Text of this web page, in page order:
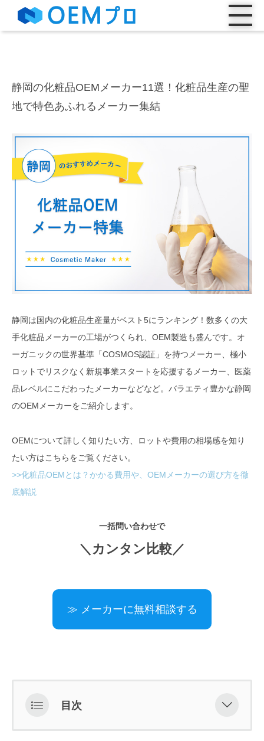
静岡の化粧品OEMメーカー11選！化粧品生産の聖
地で特色あふれるメーカー集結
静岡は国内の化粧品生産量がベスト5にランキング！数多くの大
手化粧品メーカーの工場がつくられ、OEM製造も盛んです。オ
ーガニックの世界基準「COSMOS認証」を持つメーカー、極小
ロットでリスクなく新規事業スタートを応援するメーカー、医薬
品レベルにこだわったメーカーなどなど。バラエティ豊かな静岡
のOEMメーカーをご紹介します。
OEMについて詳しく知りたい方、ロットや費用の相場感を知り
たい方はこちらをご覧ください。
>>化粧品OEMとは？かかる費用や、OEMメーカーの選び方を徹
底解説
一括問い合わせで
＼カンタン比較／
≫ メーカーに無料相談する
目次
100個からOK！極小ロット対応の化